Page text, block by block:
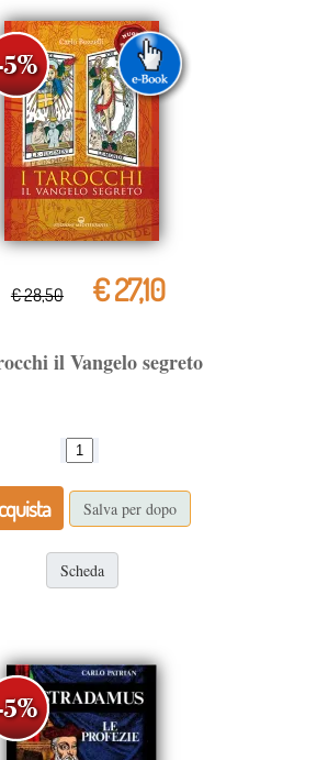
€ 28,50 € 27,10
il Vangelo segreto
Salva per dopo
Scheda